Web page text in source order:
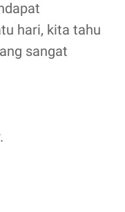
hari, kita tahu
sangat